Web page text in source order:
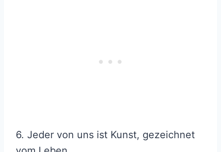
6. Jeder von uns ist Kunst, gezeichnet